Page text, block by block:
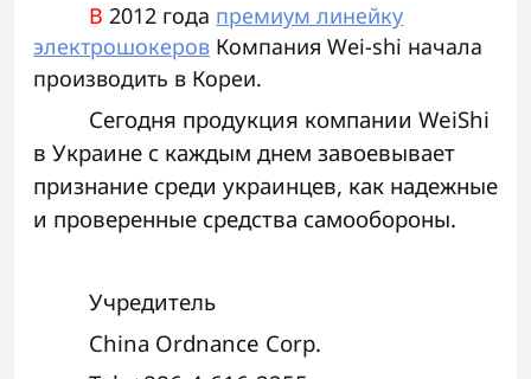
В2012 года премиум линейку
электрошокеров Компания Wei-shi начала
производить в Кореи.
Сегодня продукция компании WeiShi
в Украине с каждым днем завоевывает
признание среди украинцев, как надежные
и проверенные средства самообороны.
Учредитель
China Ordnance Corp.